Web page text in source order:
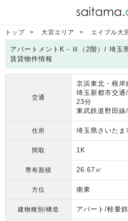
トップ 大宮エリア エイブル大
アパートメントK－Ⅲ（2階）/ 埼玉
賃貸物件情報
交通
京浜東北・根
埼玉新都市交
23分
東武鉄道野田
住所 埼玉県さいたま
間取 1K
専有面積 26.67㎡
方位 南東
建物種別/構造 アパート/軽量